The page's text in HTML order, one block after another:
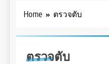
Home ตรวจตับ
ตรวจตับ